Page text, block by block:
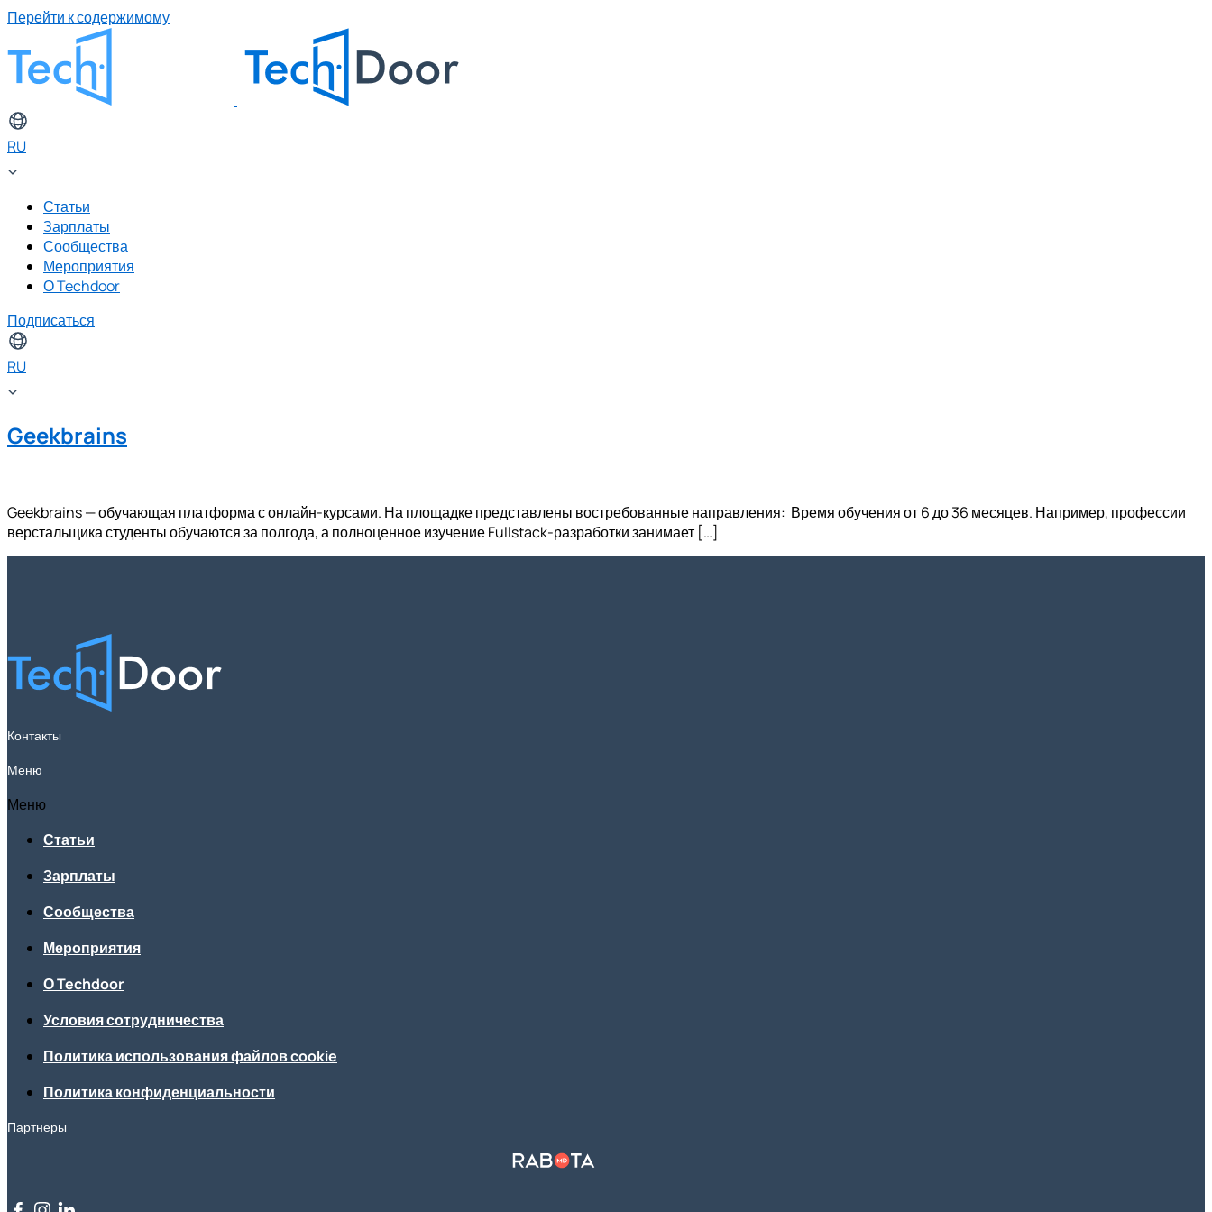
Перейти к содержимому
RU
Статьи
Зарплаты
Сообщества
Мероприятия
О Techdoor
Подписаться
RU
Geekbrains
Geekbrains — обучающая платформа с онлайн-курсами. На площадке представлены востребованные направления: Время обучения от 6 до 36 месяцев. Например, профессии
верстальщика студенты обучаются за полгода, а полноценное изучение Fullstack-разработки занимает […]
Контакты
Меню
Меню
Статьи
Зарплаты
Сообщества
Мероприятия
О Techdoor
Условия сотрудничества
Политика использования файлов cookie
Политика конфиденциальности
Партнеры